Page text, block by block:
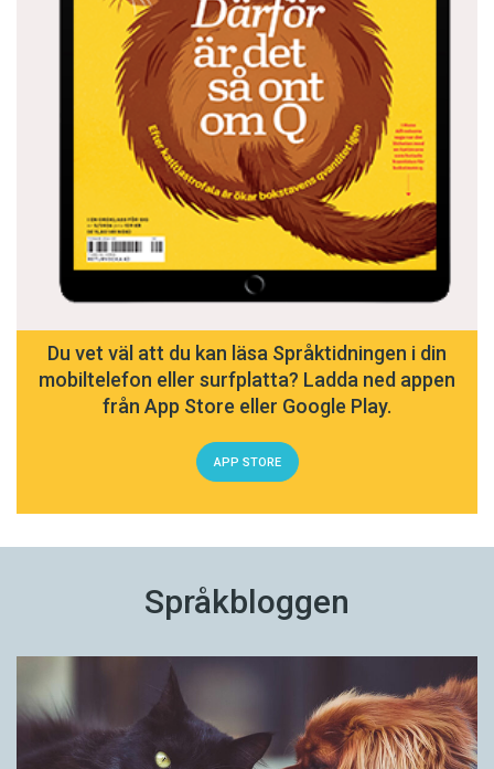
Du vet väl att du kan läsa Språktidningen i din
mobiltelefon eller surfplatta? Ladda ned appen
från App Store eller Google Play.
APP STORE
Språkbloggen